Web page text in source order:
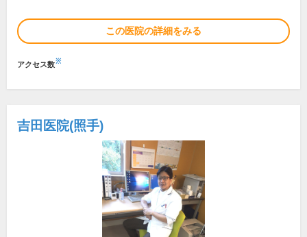
この医院の詳細をみる
アクセス数※
吉田医院(照手)